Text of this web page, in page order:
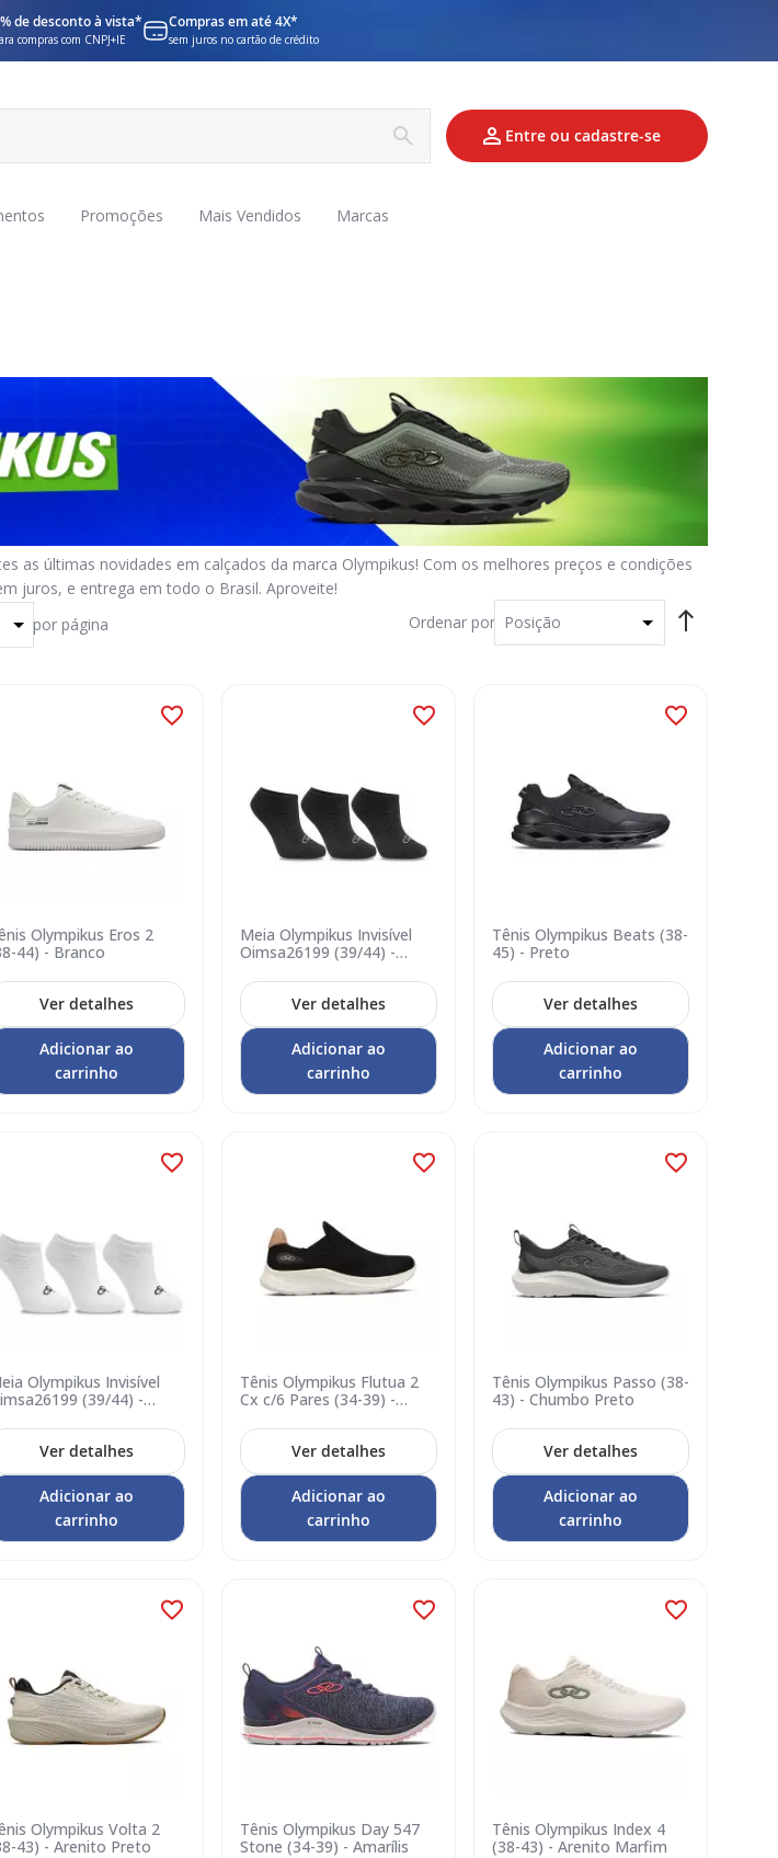
de desconto à vista*
compras com CNPJ+IE
Compras em até 4X*
sem juros no cartão de crédito
Entre ou cadastre-se
Promoções Mais Vendidos Marcas
as últimas novidades em calçados da marca Olympikus! Com os melhores preços e condições
juros, e entrega em todo o Brasil. Aproveite!
por página Ordenar por
Olympikus Eros 2
44) - Branco
Ver detalhes
Adicionar ao
carrinho
Meia Olympikus Invisível
Oimsa26199 (39/44) -
Ver detalhes
Adicionar ao
carrinho
Tênis Olympikus Beats (38-
45) - Preto
Ver detalhes
Adicionar ao
carrinho
Olympikus Invisível
(39/44) -
Ver detalhes
Adicionar ao
carrinho
Tênis Olympikus Flutua 2
Cx c/6 Pares (34-39) -
Ver detalhes
Adicionar ao
carrinho
Tênis Olympikus Passo (38-
43) - Chumbo Preto
Ver detalhes
Adicionar ao
carrinho
Olympikus Volta 2
43) - Arenito Preto
Tênis Olympikus Day 547
Stone (34-39) - Amarílis
Tênis Olympikus Index 4
(38-43) - Arenito Marfim